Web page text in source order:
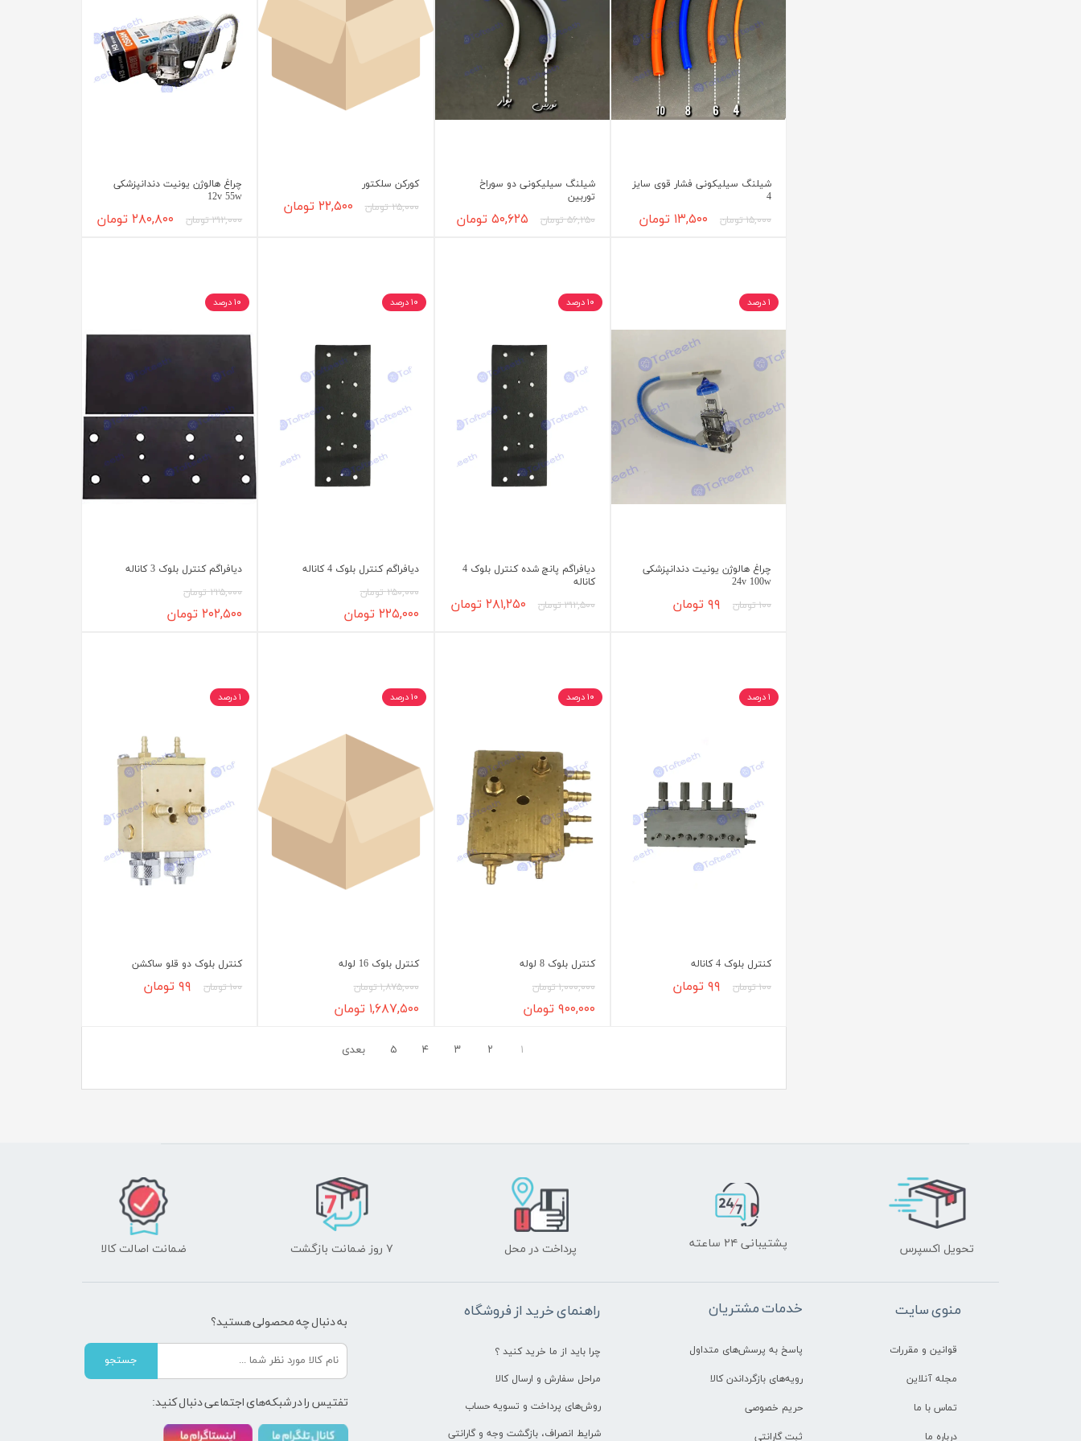
شیلنگ سیلیکونی فشار قوی سایز
4
۱۵,۰۰۰ تومان ۱۳,۵۰۰ تومان
شیلنگ سیلیکونی دو سوراخ
توربین
۵۶,۲۵۰ تومان ۵۰,۶۲۵ تومان
کورکن سلکتور
۲۵,۰۰۰ تومان ۲۲,۵۰۰ تومان
چراغ هالوژن یونیت دندانپزشکی
12v 55w
۳۱۲,۰۰۰ تومان ۲۸۰,۸۰۰ تومان
چراغ هالوژن یونیت دندانپزشکی
24v 100w
۱۰۰ تومان ۹۹ تومان
۱ درصد
دیافراگم پانچ شده کنترل بلوک 4
کاناله
۳۱۲,۵۰۰ تومان ۲۸۱,۲۵۰ تومان
۱۰ درصد
دیافراگم کنترل بلوک 4 کاناله
۲۵۰,۰۰۰ تومان
۲۲۵,۰۰۰ تومان
۱۰ درصد
دیافراگم کنترل بلوک 3 کاناله
۲۲۵,۰۰۰ تومان
۲۰۲,۵۰۰ تومان
۱۰ درصد
کنترل بلوک 4 کاناله
۱۰۰ تومان ۹۹ تومان
۱ درصد
کنترل بلوک 8 لوله
۱,۰۰۰,۰۰۰ تومان
۹۰۰,۰۰۰ تومان
۱۰ درصد
کنترل بلوک 16 لوله
۱,۸۷۵,۰۰۰ تومان
۱,۶۸۷,۵۰۰ تومان
۱۰ درصد
کنترل بلوک دو قلو ساکشن
۱۰۰ تومان ۹۹ تومان
۱ درصد
۱ ۲ ۳ ۴ ۵ بعدی
تحویل اکسپرس پشتیبانی ۲۴ ساعته پرداخت در محل ۷ روز ضمانت بازگشت ضمانت اصالت کالا
راهنمای خرید از فروشگاه
چرا باید از ما خرید کنید ؟
مراحل سفارش و ارسال کالا
روش‌های پرداخت و تسویه حساب
شرایط انصراف، بازگشت وجه و گارانتی
خدمات مشتریان
پاسخ به پرسش‌های متداول
رویه‌های بازگرداندن کالا
حریم خصوصی
ثبت گارانتی
منوی سایت
قوانین و مقررات
مجله آنلاین
تماس با ما
درباره ما
به دنبال چه محصولی هستید؟
جستجو
تفتیس را در شبکه‌های اجتماعی دنبال کنید: